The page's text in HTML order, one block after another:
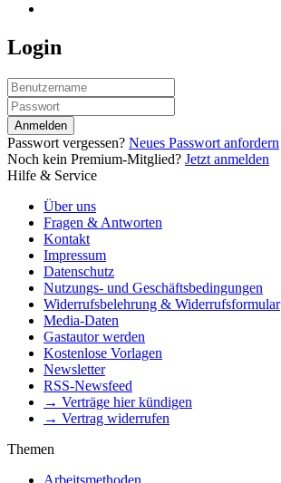
Login
Anmelden
Passwort vergessen? Neues Passwort anfordern
Noch kein Premium-Mitglied? Jetzt anmelden
Hilfe & Service
Über uns
Fragen & Antworten
Kontakt
Impressum
Datenschutz
Nutzungs- und Geschäftsbedingungen
Widerrufsbelehrung & Widerrufsformular
Media-Daten
Gastautor werden
Kostenlose Vorlagen
Newsletter
RSS-Newsfeed
→ Verträge hier kündigen
→ Vertrag widerrufen
Themen
Arbeitsmethoden